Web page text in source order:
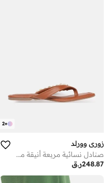
+
2
زوري وورلد
صنادل نسائية مربعة أنيقة من مارينا براون مستوحاة من منتجعات مع أصداف بحرية حقيقية ومستدامة أخلاقياً
ر.ق248.87